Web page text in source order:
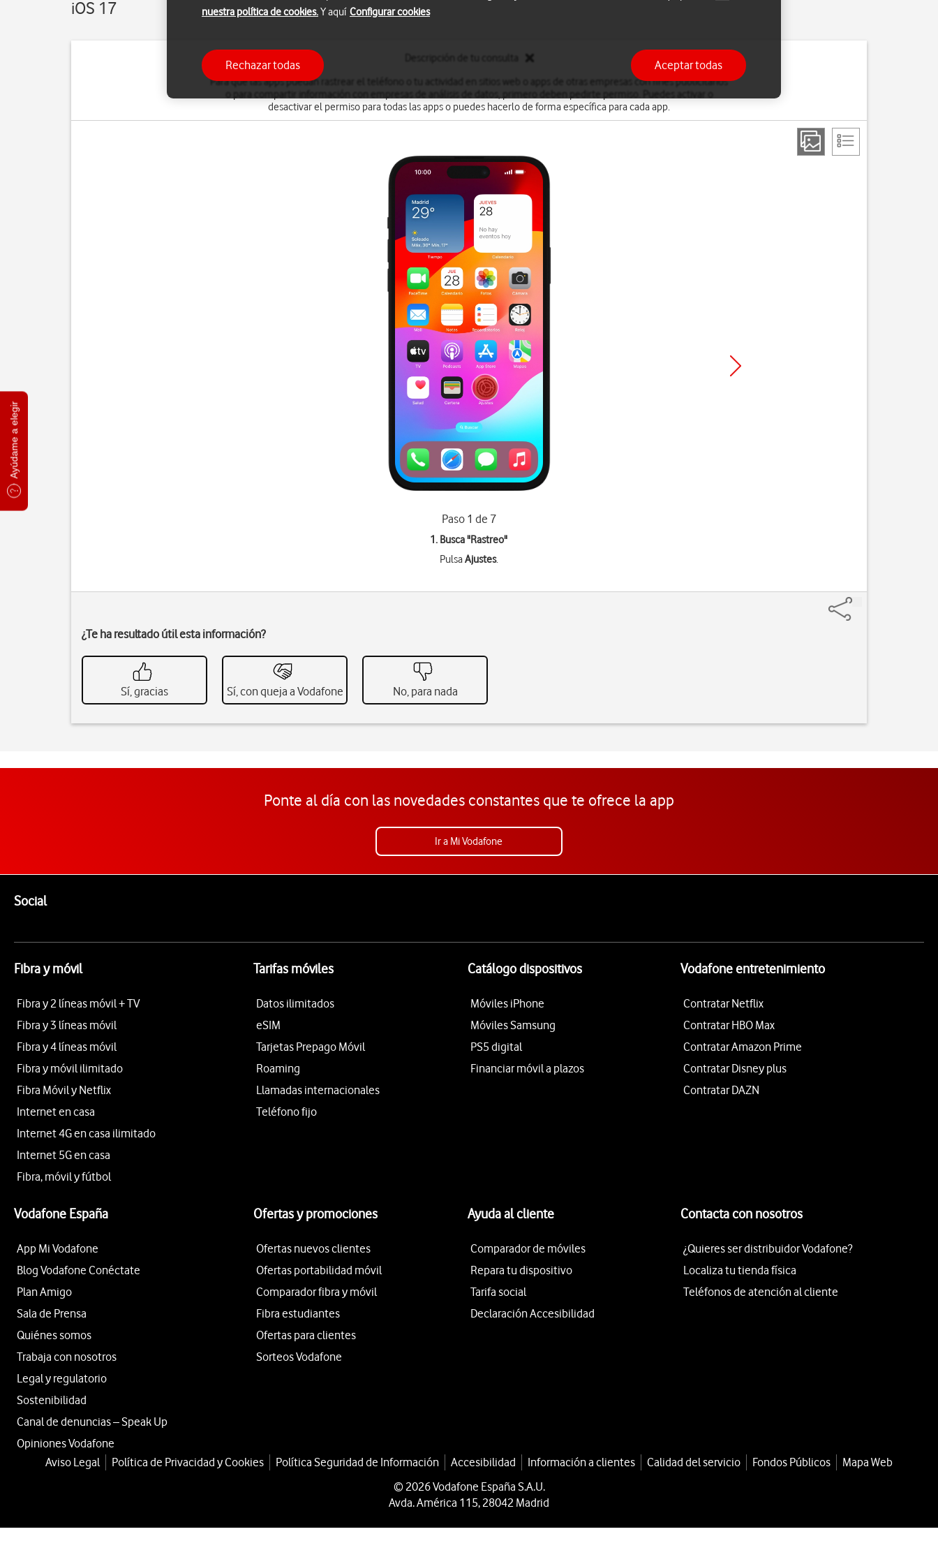
Ayúdame a elegir
iOS 17
Para que las apps puedan rastrear el teléfono o tu actividad en sitios web o apps de otras empresas con fines publicitarios
desactivar el permiso para todas las apps o puedes hacerlo de forma específica para cada app.
Paso 1 de 7
1. Busca "Rastreo"
PulsaAjustes.
¿Te ha resultado útil esta información?
Sí, gracias Sí, con queja a Vodafone No, para nada
Ponte al día con las novedades constantes que te ofrece la app
Ir a Mi Vodafone
SocialEnlaces a las redes sociales de Vodafone
Fibra y móvil
Fibra y 2 líneas móvil + TV
Fibra y 3 líneas móvil
Fibra y 4 líneas móvil
Fibra y móvil ilimitado
Fibra Móvil y Netflix
Internet en casa
Internet 4G en casa ilimitado
Internet 5G en casa
Fibra, móvil y fútbol
Tarifas móviles
Datos ilimitados
eSIM
Tarjetas Prepago Móvil
Roaming
Llamadas internacionales
Teléfono fijo
Catálogo dispositivos
Móviles iPhone
Móviles Samsung
PS5 digital
Financiar móvil a plazos
Vodafone entretenimiento
Contratar Netflix
Contratar HBO Max
Contratar Amazon Prime
Contratar Disney plus
Contratar DAZN
Vodafone España
App Mi Vodafone
Blog Vodafone Conéctate
Plan Amigo
Sala de Prensa
Quiénes somos
Trabaja con nosotros
Legal y regulatorio
Sostenibilidad
Canal de denuncias – Speak Up
Opiniones Vodafone
Ofertas y promociones
Ofertas nuevos clientes
Ofertas portabilidad móvil
Comparador fibra y móvil
Fibra estudiantes
Ofertas para clientes
Sorteos Vodafone
Ayuda al cliente
Comparador de móviles
Repara tu dispositivo
Tarifa social
Declaración Accesibilidad
Contacta con nosotros
¿Quieres ser distribuidor Vodafone?
Localiza tu tienda física
Teléfonos de atención al cliente
Aviso Legal Política de Privacidad y Cookies Política Seguridad de Información Accesibilidad Información a clientes Calidad del servicio Fondos Públicos
Mapa Web
© 2026 Vodafone España S.A.U.
Avda. América 115, 28042 Madrid
nuestra política de cookies.Y aquí Configurar cookies
Rechazar todas Aceptar todas